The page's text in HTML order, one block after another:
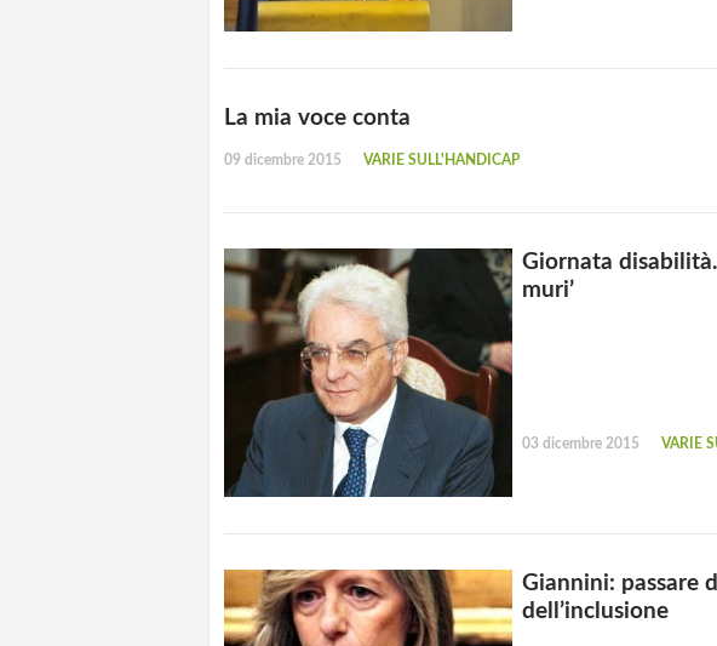
La mia voce conta
09 dicembre 2015 VARIE SULL'HANDICAP
Giornata
muri’
03 dicembre 2015 VARIE
Giannini: passare
dell’inclusione